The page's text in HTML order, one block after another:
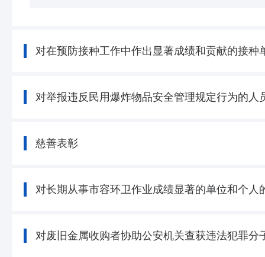
对在预防接种工作中作出显著成绩和贡献的接种
对举报违反民用爆炸物品安全管理规定行为的人
慈善表彰
对长期从事市容环卫作业成绩显著的单位和个人
对废旧金属收购者协助公安机关查获违法犯罪分